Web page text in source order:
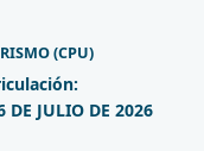
(CPU)
DE JULIO DE 2026